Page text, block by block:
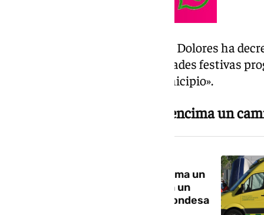
Al respecto, el Ayuntamiento de Dolores ha
suspensión de todas las actividades festivas
hechos ocurridos hoy en el municipio».
Muere un hombre al caerle encima un
Muere un hombre al caerle encima un
camión mientras lo reparaba en un
cortijo de Villamanrique de la Condesa